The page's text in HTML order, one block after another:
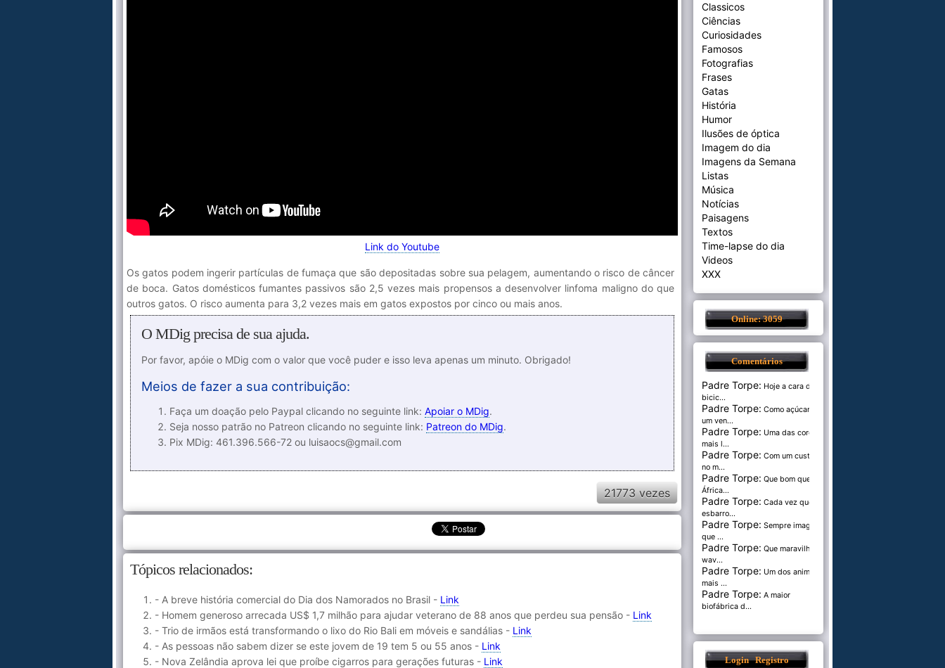
Link do Youtube
Os gatos podem ingerir partículas de fumaça que são depositadas sobre sua pelagem, aumentando o risco de câncer
de boca. Gatos domésticos fumantes passivos são 2,5 vezes mais propensos a desenvolver linfoma maligno do que
outros gatos. O risco aumenta para 3,2 vezes mais em gatos expostos por cinco ou mais anos.
O MDig precisa de sua ajuda.
Por favor, apóie o MDig com o valor que você puder e isso leva apenas um minuto. Obrigado!
Meios de fazer a sua contribuição:
Faça um doação pelo Paypal clicando no seguinte link: Apoiar o MDig.
Seja nosso patrão no Patreon clicando no seguinte link: Patreon do MDig.
Pix MDig: 461.396.566-72 ou luisaocs@gmail.com
21773 vezes
Tópicos relacionados:
- A breve história comercial do Dia dos Namorados no Brasil - Link
- Homem generoso arrecada US$ 1,7 milhão para ajudar veterano de 88 anos que perdeu sua pensão - Link
- Trio de irmãos está transformando o lixo do Rio Bali em móveis e sandálias - Link
- As pessoas não sabem dizer se este jovem de 19 tem 5 ou 55 anos - Link
- Nova Zelândia aprova lei que proíbe cigarros para gerações futuras - Link
Classicos
Ciências
Curiosidades
Famosos
Fotografias
Frases
Gatas
História
Humor
Ilusões de óptica
Imagem do dia
Imagens da Semana
Listas
Música
Notícias
Paisagens
Textos
Time-lapse do dia
Videos
XXX
Online: 3059
Comentários
Padre Torpe: Hoje a cara de
bicic...
Padre Torpe: Como açúcar é
um ven...
Padre Torpe: Uma das cores
mais l...
Padre Torpe: Com um custo de
no m...
Padre Torpe: Que bom que a
África...
Padre Torpe: Cada vez que
esbarro...
Padre Torpe: Sempre imaginei
que ...
Padre Torpe: Que maravilha de
wav...
Padre Torpe: Um dos animais
mais ...
Padre Torpe: A maior
biofábrica d...
Login Registro